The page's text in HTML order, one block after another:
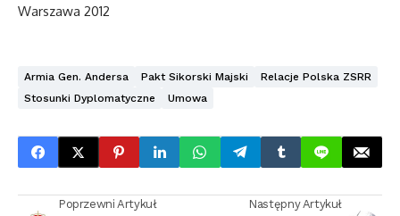
Warszawa 2012
Armia Gen. Andersa Pakt Sikorski Majski
Relacje Polska ZSRR
Stosunki Dyplomatyczne
Umowa
Poprzewni Artykuł Następny Artykuł